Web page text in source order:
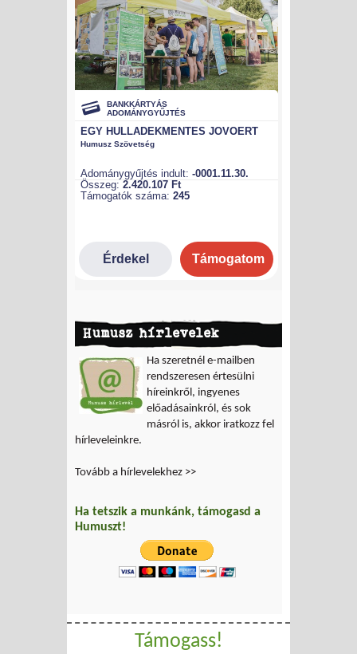
Humusz hírlevelek
Ha szeretnél e-mailben
rendszeresen értesülni
híreinkről, ingyenes
előadásainkról, és sok
másról is, akkor iratkozz fel
hírleveleinkre.
Tovább a hírlevelekhez >>
Ha tetszik a munkánk, támogasd a
Humuszt!
Támogass!